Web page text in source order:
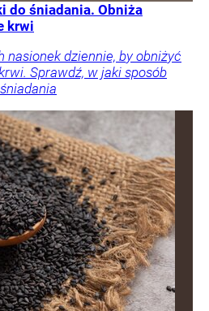
do śniadania. Obniża
krwi
nasionek dziennie, by obniżyć
Sprawdź, w jaki sposób